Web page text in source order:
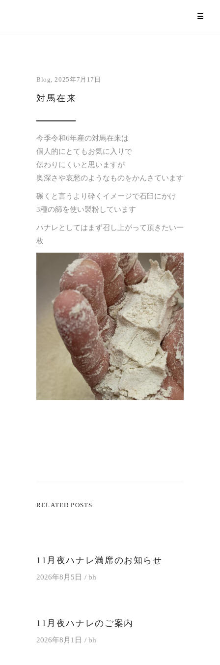
Blog 2025年7月17日
対馬在来
今季令和6年産の対馬在来は
個人的にとてもお気に入りで
伝わりにくいと思いますが
奥深さや哀愁のようなものをかんさています
碾くと言うより砕くイメージで石臼にかけ
3種の篩を使い製粉しています
ハナレとしてはまず召し上がって頂きたい一
枚
RELATED POSTS
11月夜ハナレ満席のお知らせ
2026年8月5日 bh
11月夜ハナレのご案内
2026年8月1日 bh